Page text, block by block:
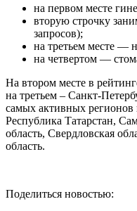
на первом месте
вторую строчку
запросов);
на третьем месте —
на четвертом —
На втором месте в
на третьем – Санкт-
самых активных регионов
Республика Татарстан,
область, Свердловская
область.
Поделиться новостью: